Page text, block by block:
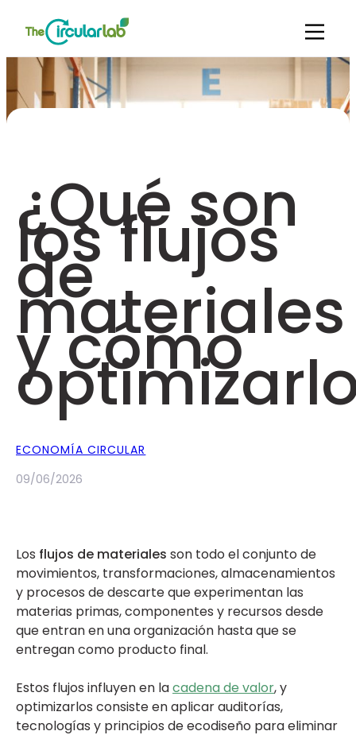
¿Qué son
los flujos
de
materiales
y cómo
ECONOMÍA CIRCULAR
09/06/2026
Los flujos de materiales son todo el conjunto de
movimientos, transformaciones, almacenamientos
y procesos de descarte que experimentan las
materias primas, componentes y recursos desde
que entran en una organización hasta que se
entregan como producto final.
Estos flujos influyen en lacadena de valor, y
optimizarlos consiste en aplicar auditorías,
tecnologías y principios de ecodiseño para eliminar